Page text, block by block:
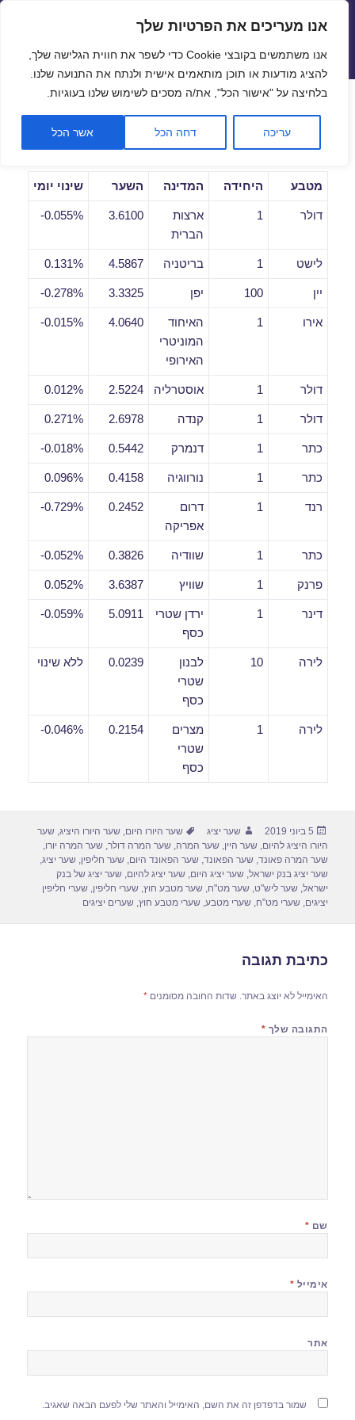
פתח
אנו מעריכים את הפרטיות שלך
אנו משתמשים בקובצי Cookie כדי לשפר את חווית הגלישה שלך,
להציג מודעות או תוכן מותאמים אישית ולנתח את התנועה שלנו.
בלחיצה על "אישור הכל", את/ה מסכים לשימוש שלנו בעוגיות.
עריכה דחה הכל אשר הכל
שערי חליפין יציגים – שער יציג
תפריטים
ווידג'טים
שערי חליפין יומיים לתאריך
05/06/2019
מטבע היחידה המדינה השער שינוי יומי
דולר 1
ארצות
הברית
3.6100
0.055%-
לישט 1 בריטניה 4.5867
0.131%
יין 100 יפן 3.3325
0.278%-
אירו 1
האיחוד
המוניטרי
האירופי
4.0640
0.015%-
דולר 1 אוסטרליה 2.5224
0.012%
דולר 1 קנדה 2.6978
0.271%
כתר 1 דנמרק 0.5442
0.018%-
כתר 1 נורווגיה 0.4158
0.096%
רנד 1
דרום
אפריקה
0.2452
0.729%-
כתר 1 שוודיה 0.3826
0.052%-
פרנק 1 שוויץ 3.6387
0.052%
דינר 1
ירדן שטרי
כסף
5.0911
0.059%-
לירה 10
לבנון
שטרי
כסף
0.0239 ללא שינוי
לירה 1
מצרים
שטרי
כסף
0.2154
0.046%-
פורסם
בתאריך
5 ביוני 2019 מחבר
שער יציג תגיות
שער היורו היום,שער היורו היציג,שער
היורו היציג להיום,שער היין,שער המרה,שער המרה דולר,שער המרה יורו,
שער המרה פאונד,שער הפאונד,שער הפאונד היום,שער חליפין,שער יציג,
שער יציג בנק ישראל,שער יציג היום,שער יציג להיום,שער יציג של בנק
ישראל,שער ליש"ט,שער מט"ח,שער מטבע חוץ,שערי חליפין,שערי חליפין
יציגים,שערי מט"ח,שערי מטבע,שערי מטבע חוץ,שערים יציגים
כתיבת תגובה
האימייל לא יוצג באתר. שדות החובה מסומנים*
התגובה שלך *
שם *
אימייל *
אתר
שמור בדפדפן זה את השם, האימייל והאתר שלי לפעם הבאה שאגיב.